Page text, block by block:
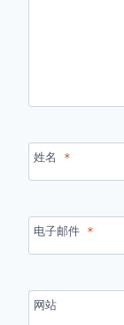
姓名 *
电子邮件 *
网站